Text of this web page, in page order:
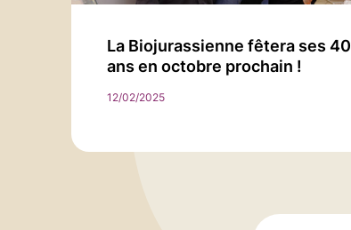
La Biojurassienne fêtera ses 40
ans en octobre prochain !
12/02/2025